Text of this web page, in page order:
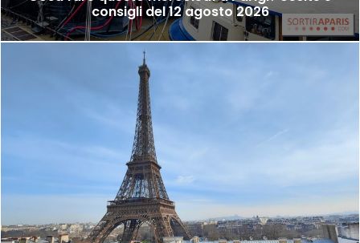
consigli del 12 agosto 2026